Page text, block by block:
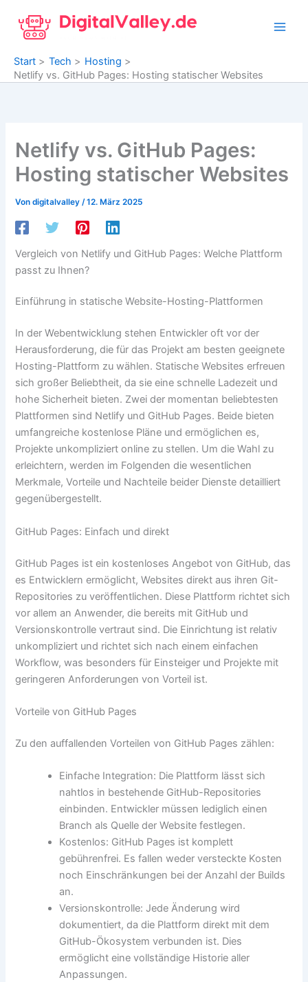
Inhalt
springen
Start
Tech
Hosting
Netlify vs. GitHub Pages: Hosting statischer Websites
Netlify vs. GitHub Pages:
Hosting statischer Websites
Vondigitalvalley/12. März 2025
Vergleich von Netlify und GitHub Pages: Welche Plattform
passt zu Ihnen?
Einführung in statische Website-Hosting-Plattformen
In der Webentwicklung stehen Entwickler oft vor der
Herausforderung, die für das Projekt am besten geeignete
Hosting-Plattform zu wählen. Statische Websites erfreuen
sich großer Beliebtheit, da sie eine schnelle Ladezeit und
hohe Sicherheit bieten. Zwei der momentan beliebtesten
Plattformen sind Netlify und GitHub Pages. Beide bieten
umfangreiche kostenlose Pläne und ermöglichen es,
Projekte unkompliziert online zu stellen. Um die Wahl zu
erleichtern, werden im Folgenden die wesentlichen
Merkmale, Vorteile und Nachteile beider Dienste detailliert
gegenübergestellt.
GitHub Pages: Einfach und direkt
GitHub Pages ist ein kostenloses Angebot von GitHub, das
es Entwicklern ermöglicht, Websites direkt aus ihren Git-
Repositories zu veröffentlichen. Diese Plattform richtet sich
vor allem an Anwender, die bereits mit GitHub und
Versionskontrolle vertraut sind. Die Einrichtung ist relativ
unkompliziert und richtet sich nach einem einfachen
Workflow, was besonders für Einsteiger und Projekte mit
geringeren Anforderungen von Vorteil ist.
Vorteile von GitHub Pages
Zu den auffallenden Vorteilen von GitHub Pages zählen:
Einfache Integration: Die Plattform lässt sich
nahtlos in bestehende GitHub-Repositories
einbinden. Entwickler müssen lediglich einen
Branch als Quelle der Website festlegen.
Kostenlos: GitHub Pages ist komplett
gebührenfrei. Es fallen weder versteckte Kosten
noch Einschränkungen bei der Anzahl der Builds
an.
Versionskontrolle: Jede Änderung wird
dokumentiert, da die Plattform direkt mit dem
GitHub-Ökosystem verbunden ist. Dies
ermöglicht eine vollständige Historie aller
Anpassungen.